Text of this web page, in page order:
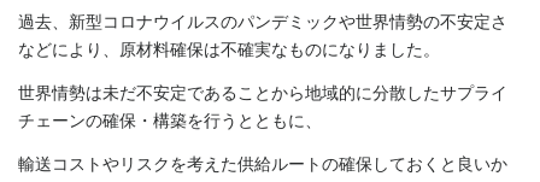
過去、新型コロナウイルスのパンデミックや世界情勢の不安定さ
などにより、原材料確保は不確実なものになりました。
世界情勢は未だ不安定であることから地域的に分散したサプライ
チェーンの確保・構築を行うとともに、
輸送コストやリスクを考えた供給ルートの確保しておくと良いか